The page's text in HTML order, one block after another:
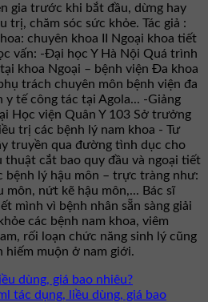
gia trước khi bắt đầu, dừng hay
trị, chăm sóc sức khỏe. Tác giả :
chuyên khoa II Ngoại khoa tiết
vấn: -Đại học Y Hà Nội Quá trình
khoa Ngoại – bệnh viện Đa khoa
trách chuyên môn bệnh viện đa
y tế công tác tại Agola... -Giảng
Học viện Quân Y 103 Sở trưởng
trị các bệnh lý nam khoa - Tư
truyền qua đường tình dục cho
thuật cắt bao quy đầu và ngoại tiết
bệnh lý hậu môn – trực tràng như:
môn, nứt kẽ hậu môn,... Bác sĩ
mình vì bệnh nhân sẵn sàng giải
các bệnh nam khoa, viêm
rối loạn chức năng sinh lý cũng
hiếm muộn ở nam giới.
dùng, giá bao nhiêu?
tác dụng, liều dùng, giá bao